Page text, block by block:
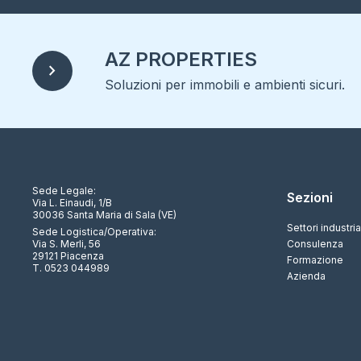
chevron_right AZ PROPERTIES
Soluzioni per immobili e ambienti sicuri.
Sede Legale:
Via L. Einaudi, 1/B
30036 Santa Maria di Sala (VE)
Sede Logistica/Operativa:
Via S. Merli, 56
29121 Piacenza
T. 0523 044989
Sezioni
Settori
Consulenza
Formazione
Azienda